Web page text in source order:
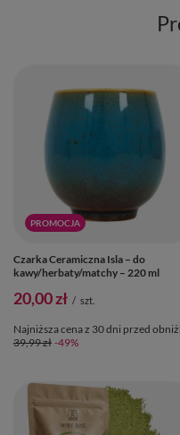
PROMOCJA
Czarka Ceramiczna Isla – do
kawy/herbaty/matchy – 220 ml
20,00 zł / szt.
Najniższa cena z 30 dni przed
39,99 zł -49%